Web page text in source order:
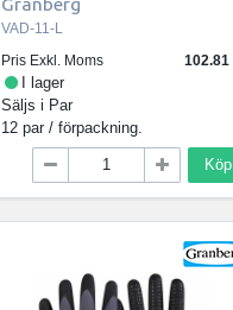
VAD-11-L
Pris Exkl. Moms
102.81
I lager
Säljs i Par
12 par / förpackning.
Köp